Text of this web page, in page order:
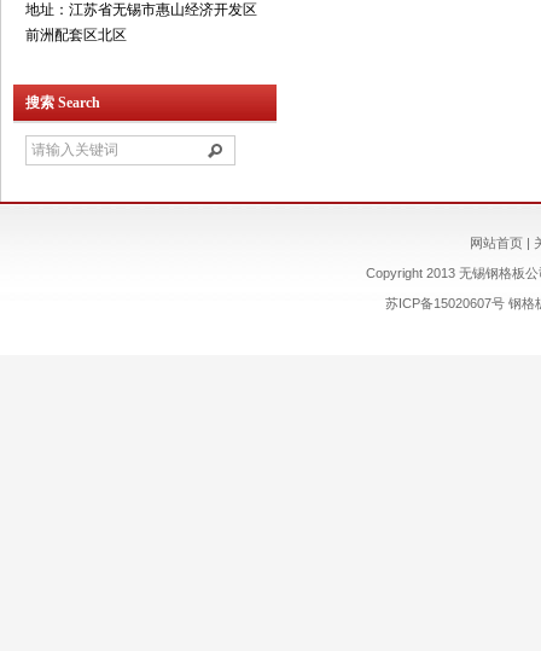
地址：江苏省无锡市惠山经济开发区
前洲配套区北区
搜索 Search
网站首页|
Copyright 2013 无锡钢格板
苏ICP备15020607号 钢格